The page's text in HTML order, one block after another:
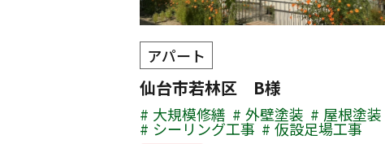
アパート
仙台市若林区 B様
大規模修繕 外壁塗装 屋根塗装
シーリング工事 仮設足場工事